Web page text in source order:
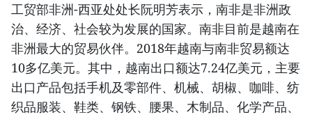
工贸部非洲-西亚处处长阮明芳表示，南非是非洲政
治、经济、社会较为发展的国家。南非目前是越南在
非洲最大的贸易伙伴。2018年越南与南非贸易额达
10多亿美元。其中，越南出口额达7.24亿美元，主要
出口产品包括手机及零部件、机械、胡椒、咖啡、纺
织品服装、鞋类、钢铁、腰果、木制品、化学产品、